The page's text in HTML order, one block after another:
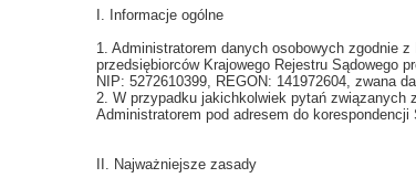
I. Informacje ogólne
1. Administratorem danych osobowych zgodnie
przedsiębiorców Krajowego Rejestru Sądowego
NIP: 5272610399, REGON: 141972604, zwana
2. W przypadku jakichkolwiek pytań związanych
Administratorem pod adresem do
II. Najważniejsze zasady